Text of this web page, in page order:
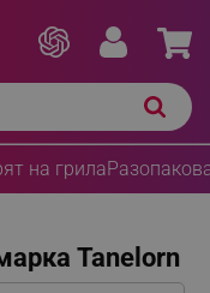
на грила
Tanelorn